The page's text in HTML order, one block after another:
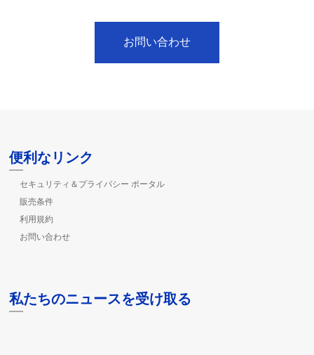
お問い合わせ
便利なリンク
セキュリティ＆プライバシー ポータル
販売条件
利用規約
お問い合わせ
私たちのニュースを受け取る